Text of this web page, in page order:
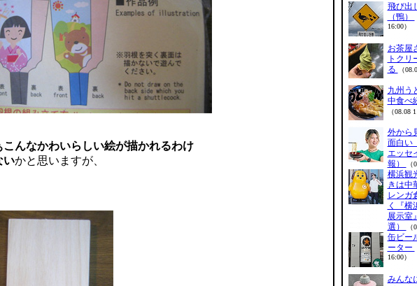
こんなかわいらしい絵が描かれるわけ
いかと思いますが、
飛び出
（鴨）
16:00）
お茶屋
トクリ
る
（
九州う
中食べ
（08.08
外から
面白い
エッセ
報）
（
横浜観
きは中
レンガ
く『横
展示室
選）
（
缶ビー
ーター
16:00）
みんな